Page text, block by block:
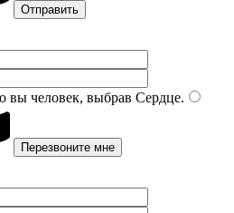
вы человек, выбрав Сердце.